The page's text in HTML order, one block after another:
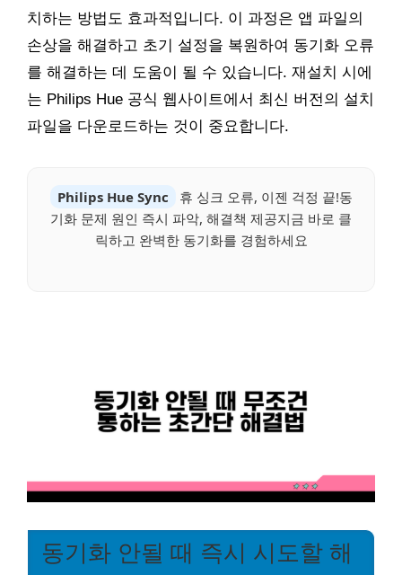
치하는 방법도 효과적입니다. 이 과정은 앱 파일의
손상을 해결하고 초기 설정을 복원하여 동기화 오류
를 해결하는 데 도움이 될 수 있습니다. 재설치 시에
는 Philips Hue 공식 웹사이트에서 최신 버전의 설치
파일을 다운로드하는 것이 중요합니다.
Philips Hue Sync
휴 싱크 오류, 이젠 걱정 끝!동
기화 문제 원인 즉시 파악, 해결책 제공지금 바로 클
릭하고 완벽한 동기화를 경험하세요
동기화 안될 때 즉시 시도할 해